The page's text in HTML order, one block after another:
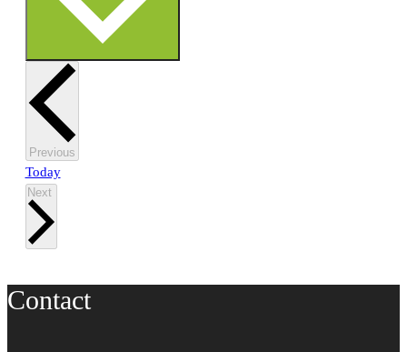
PreviousEvents
Today
Next
Contact